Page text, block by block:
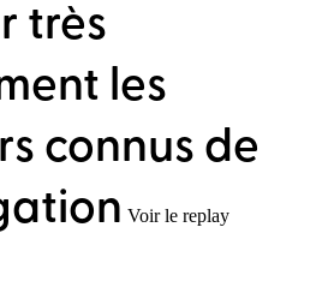
très
les
connus de
Voir le replay